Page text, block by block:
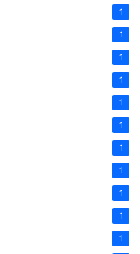
1
1
1
1
1
1
1
1
1
1
1